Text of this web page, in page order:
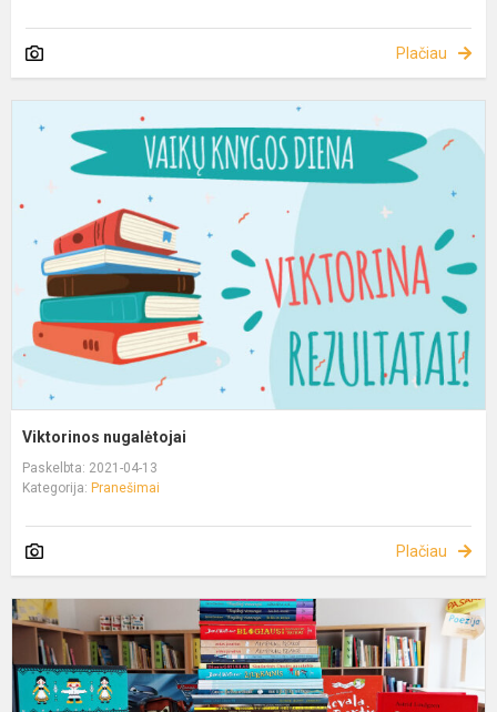
Plačiau
Viktorinos nugalėtojai
Paskelbta: 2021-04-13
Kategorija: Pranešimai
Plačiau